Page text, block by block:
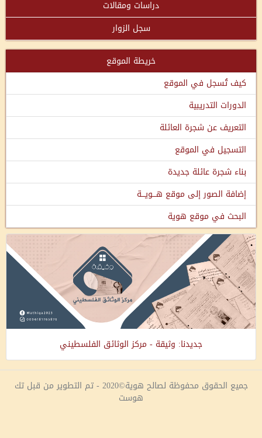
دراسات ومقالات
سجل الزوار
خريطة الموقع
كيف تُسجل في الموقع
الدورات التدريبية
التعريف عن شجرة العائلة
التسجيل في الموقع
بناء شجرة عائلة جديدة
إضافة الصور إلى موقع هـــويـــة
البحث في موقع هوية
جديدنا: وثيقة - مركز الوثائق الفلسطيني
جميع الحقوق محفوظة لصالح هوية©2020 - تم التطوير من قبل تك
هوست